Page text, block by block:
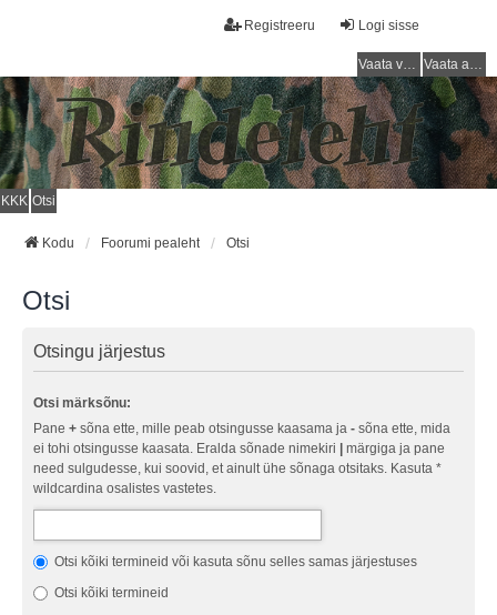
Logi sisse
Registreeru
Vaata vastamata teemasi Vaata aktiivseid teemasid
KKK Otsi
Kodu Foorumi pealeht Otsi
Otsi
Otsingu järjestus
Otsi märksõnu:
Pane + sõna ette, mille peab otsingusse kaasama ja - sõna ette, mida
ei tohi otsingusse kaasata. Eralda sõnade nimekiri
märgiga ja pane
need sulgudesse, kui soovid, et ainult ühe sõnaga otsitaks. Kasuta *
wildcardina osalistes vastetes.
Otsi kõiki termineid või kasuta sõnu selles samas järjestuses
Otsi kõiki termineid